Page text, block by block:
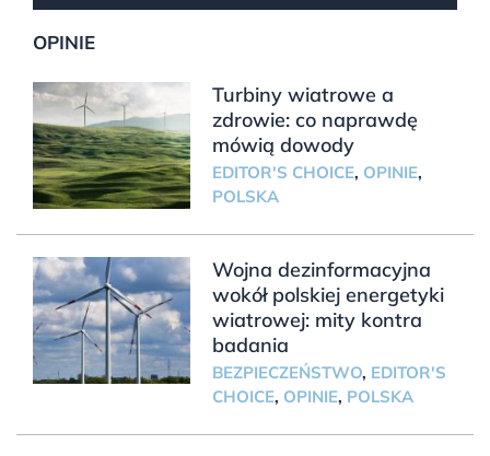
OPINIE
Turbiny wiatrowe a
zdrowie: co naprawdę
mówią dowody
EDITOR'S CHOICE, OPINIE,
POLSKA
Wojna dezinformacyjna
wokół polskiej energetyki
wiatrowej: mity kontra
badania
BEZPIECZEŃSTWO, EDITOR'S
CHOICE, OPINIE, POLSKA